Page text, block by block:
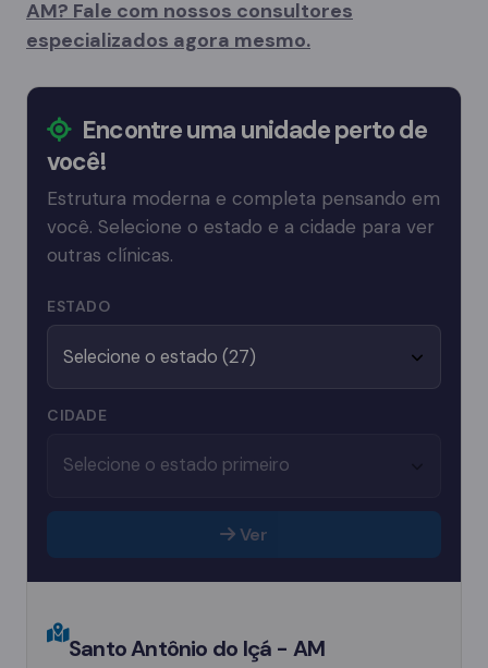
AM? Fale com nossos consultores
especializados agora mesmo.
Encontre uma unidade perto de
você!
Estrutura moderna e completa pensando em
você. Selecione o estado e a cidade para ver
outras clínicas.
ESTADO
CIDADE
Ver
Santo Antônio do Içá - AM